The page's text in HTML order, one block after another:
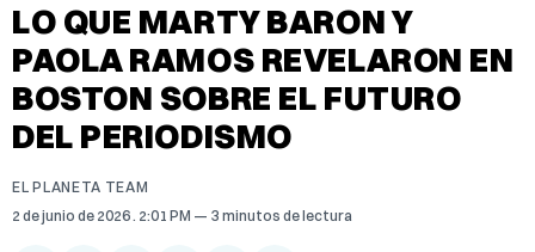
LO QUE MARTY BARON Y
PAOLA RAMOS REVELARON EN
BOSTON SOBRE EL FUTURO
DEL PERIODISMO
EL PLANETA TEAM
2 de junio de 2026 . 2:01 PM 3 minutos de lectura